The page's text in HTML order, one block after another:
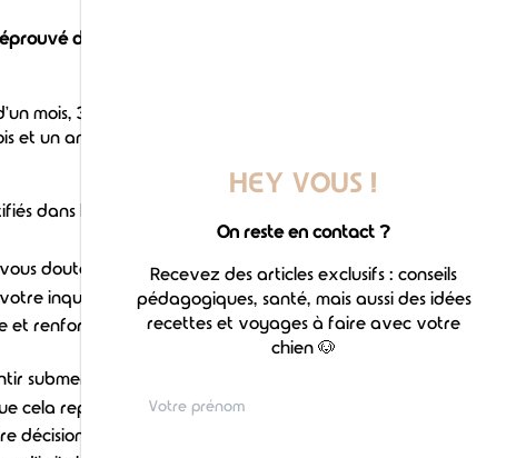
d'importants sentiments
mois, 31,0 % entre 1 à 5 mois, 29,5
et un an et 19,3 % ont déclaré que
dans l'étude :
doutez de vos capacités à
inquiétude pour le bien-être et
et renforce le sentiment d'anxiété.
submergé à l'arrivée d'un chiot,
cela représente. Et vous pouvez
décision d'adopter un chiot. La
HEY VOUS !
On reste en contact ?
Recevez des articles exclusifs : conseils
pédagogiques, santé, mais aussi des idées
recettes et voyages à faire avec votre
chien 🐶